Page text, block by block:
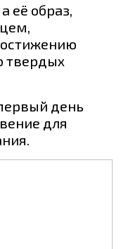
её образ,
твердых
день
для